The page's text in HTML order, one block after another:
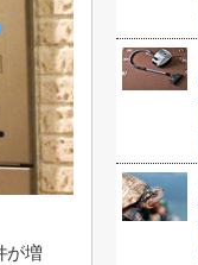
が増